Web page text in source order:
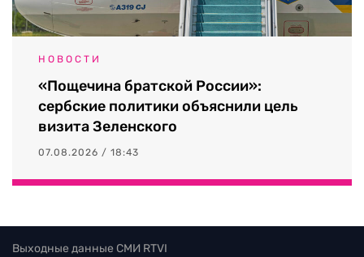
НОВОСТИ
«Пощечина братской России»:
сербские политики объяснили цель
визита Зеленского
07.08.2026 / 18:43
Выходные данные СМИ RTVI